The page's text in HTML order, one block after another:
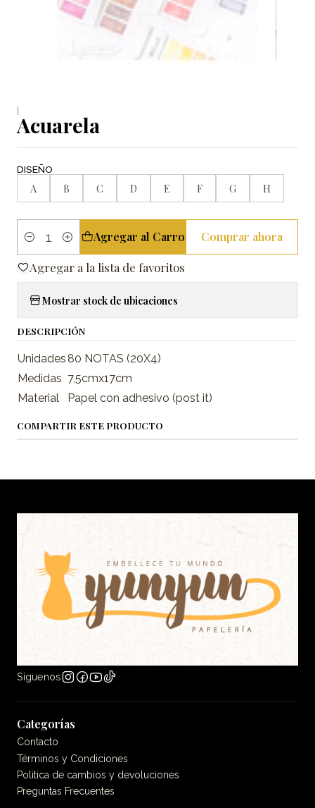
|
Acuarela
DISEÑO
A B C D E F G H
Cantidad
Agregar al Carro Comprar ahora
Agregar a la lista de favoritos
Mostrar stock de ubicaciones
DESCRIPCIÓN
Unidades80 NOTAS (20X4)
Medidas 7,5cmx17cm
Material
Papel con adhesivo (post it)
COMPARTIR ESTE PRODUCTO
Síguenos
Categorías
Contacto
Términos y Condiciones
Politica de cambios y devoluciones
Preguntas Frecuentes